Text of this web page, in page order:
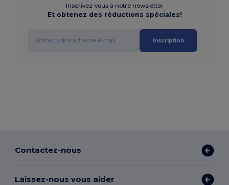
Inscrivez-vous à notre newsletter
Et obtenez des réductions spéciales!
Inscription
Contactez-nous
Laissez-nous vous aider